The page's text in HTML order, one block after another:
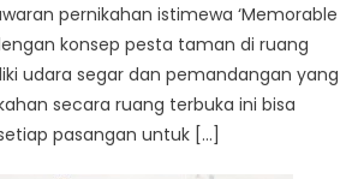
pernikahan istimewa ‘Memorable
konsep pesta taman di ruang
udara segar dan pemandangan yang
secara ruang terbuka ini bisa
pasangan untuk […]